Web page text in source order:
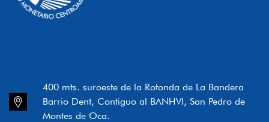
400 mts. suroeste de la Rotonda de La Bandera
Barrio Dent, Contiguo al BANHVI, San Pedro de
Montes de Oca.